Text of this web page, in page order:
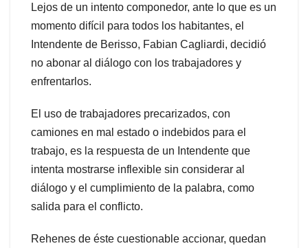
Lejos de un intento componedor, ante lo que es un
momento difícil para todos los habitantes, el
Intendente de Berisso, Fabian Cagliardi, decidió
no abonar al diálogo con los trabajadores y
enfrentarlos.
El uso de trabajadores precarizados, con
camiones en mal estado o indebidos para el
trabajo, es la respuesta de un Intendente que
intenta mostrarse inflexible sin considerar al
diálogo y el cumplimiento de la palabra, como
salida para el conflicto.
Rehenes de éste cuestionable accionar, quedan